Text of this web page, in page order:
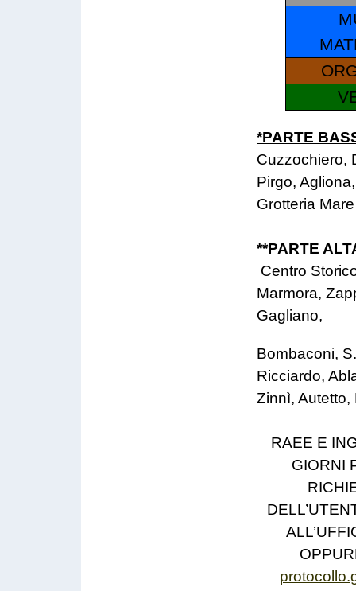
*PARTE
Cuzzochiero,
Pirgo,
Grotteria Mare
**PARTE
Centro
Marmora,
Gagliano,
Bombaconi,
Ricciardo,
Zinnì, Autetto,
RAEE E
GIORNI